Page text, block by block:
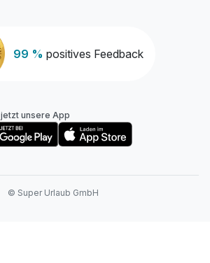
99 % positives Feedback
unsere App
© Super Urlaub GmbH